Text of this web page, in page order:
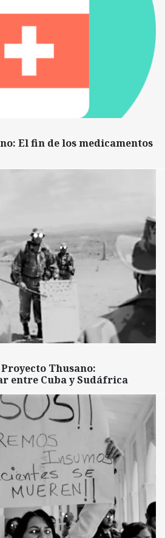
El fin de los medicamentos
Thusano:
entre Cuba y Sudáfrica